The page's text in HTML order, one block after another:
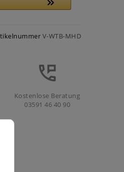
V-WTB-MHD
Kostenlose Beratung
03591 46 40 90